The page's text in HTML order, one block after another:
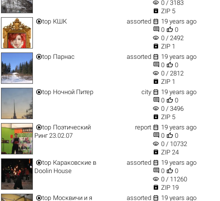
visibility 0 / 3183
 ZIP 5
top КШК assorted  19 years ago
 0  0
visibility 0 / 2492
 ZIP 1
top Парнас assorted  19 years ago
 0  0
visibility 0 / 2812
 ZIP 1
top Ночной Питер city  19 years ago
 0  0
visibility 0 / 3496
 ZIP 5
top Поэтический
Ринг 23.02.07
report  19 years ago
 0  0
visibility 0 / 10732
 ZIP 24
top Караковские в
Doolin House
assorted  19 years ago
 0  0
visibility 0 / 11260
 ZIP 19
top Москвичи и я assorted  19 years ago